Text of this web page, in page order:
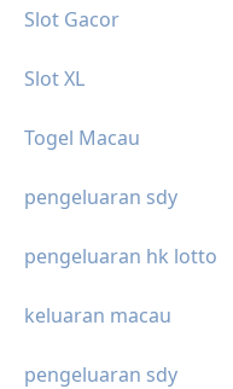
Slot Gacor
Slot XL
Togel Macau
pengeluaran sdy
pengeluaran hk lotto
keluaran macau
pengeluaran sdy